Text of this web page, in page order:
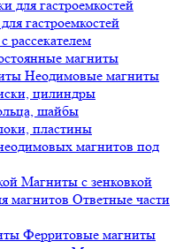
гастроемкостей
рассекателем
магниты
Неодимовые магниты
цилиндры
шайбы
пластины
магнитов под
Магниты с зенковкой
Ответные части
Ферритовые магниты